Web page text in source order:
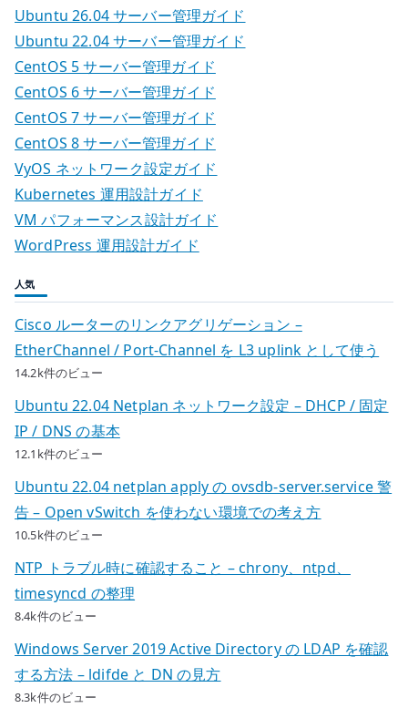
Ubuntu 26.04 サーバー管理ガイド
Ubuntu 22.04 サーバー管理ガイド
CentOS 5 サーバー管理ガイド
CentOS 6 サーバー管理ガイド
CentOS 7 サーバー管理ガイド
CentOS 8 サーバー管理ガイド
VyOS ネットワーク設定ガイド
Kubernetes 運用設計ガイド
VM パフォーマンス設計ガイド
WordPress 運用設計ガイド
人気
Cisco ルーターのリンクアグリゲーション –
EtherChannel / Port-Channel を L3 uplink として使う
14.2k件のビュー
Ubuntu 22.04 Netplan ネットワーク設定 – DHCP / 固定
IP / DNS の基本
12.1k件のビュー
Ubuntu 22.04 netplan apply の ovsdb-server.service 警
告 – Open vSwitch を使わない環境での考え方
10.5k件のビュー
NTP トラブル時に確認すること – chrony、ntpd、
timesyncd の整理
8.4k件のビュー
Windows Server 2019 Active Directory の LDAP を確認
する方法 – ldifde と DN の見方
8.3k件のビュー